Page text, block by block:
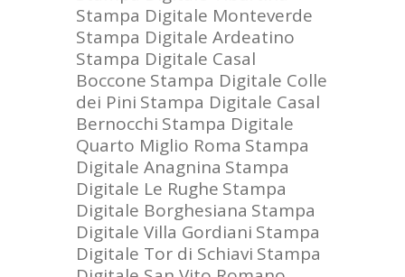
Stampa Digitale Monteverde
Stampa Digitale Ardeatino
Stampa Digitale Casal
Boccone Stampa Digitale Colle
dei Pini Stampa Digitale Casal
Bernocchi Stampa Digitale
Quarto Miglio Roma Stampa
Digitale Anagnina Stampa
Digitale Le Rughe Stampa
Digitale Borghesiana Stampa
Digitale Villa Gordiani Stampa
Digitale Tor di Schiavi Stampa